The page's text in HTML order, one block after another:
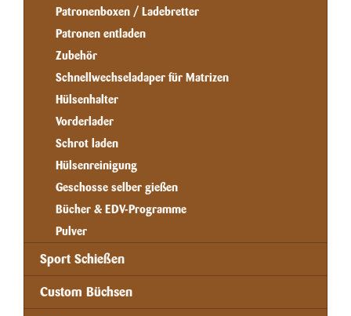
Patronenboxen / Ladebretter
Patronen entladen
Zubehör
Schnellwechseladaper für Matrizen
Hülsenhalter
Vorderlader
Schrot laden
Hülsenreinigung
Geschosse selber gießen
Bücher & EDV-Programme
Pulver
Sport Schießen
Custom Büchsen